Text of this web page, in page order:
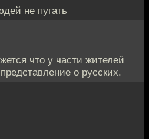
не пугать
что у части жителей
о русских.